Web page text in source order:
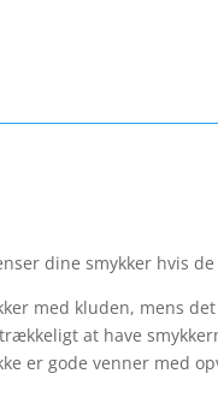
dine smykker hvis
med kluden, mens
at have
er gode venner med